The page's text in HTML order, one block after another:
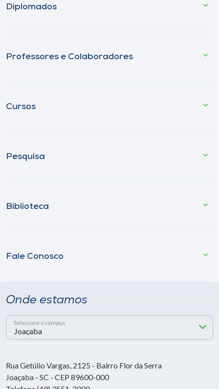
Diplomados
Professores e Colaboradores
Cursos
Pesquisa
Biblioteca
Fale Conosco
Onde estamos
Selecione o campus
Rua Getúlio Vargas, 2125 - Bairro Flor da Serra
Joaçaba - SC - CEP 89600-000